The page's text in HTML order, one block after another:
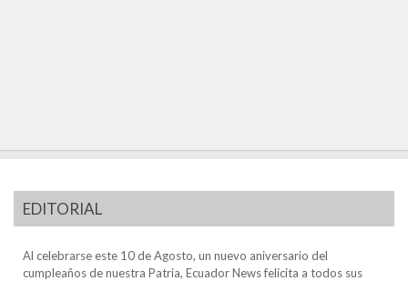
EDITORIAL
Al celebrarse este 10 de Agosto, un nuevo aniversario del
cumpleaños de nuestra Patria, Ecuador News felicita a todos sus